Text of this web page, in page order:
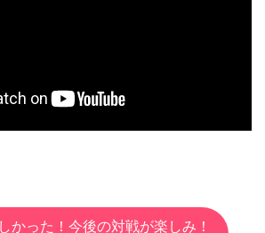
かった！今後の対戦が楽しみ！